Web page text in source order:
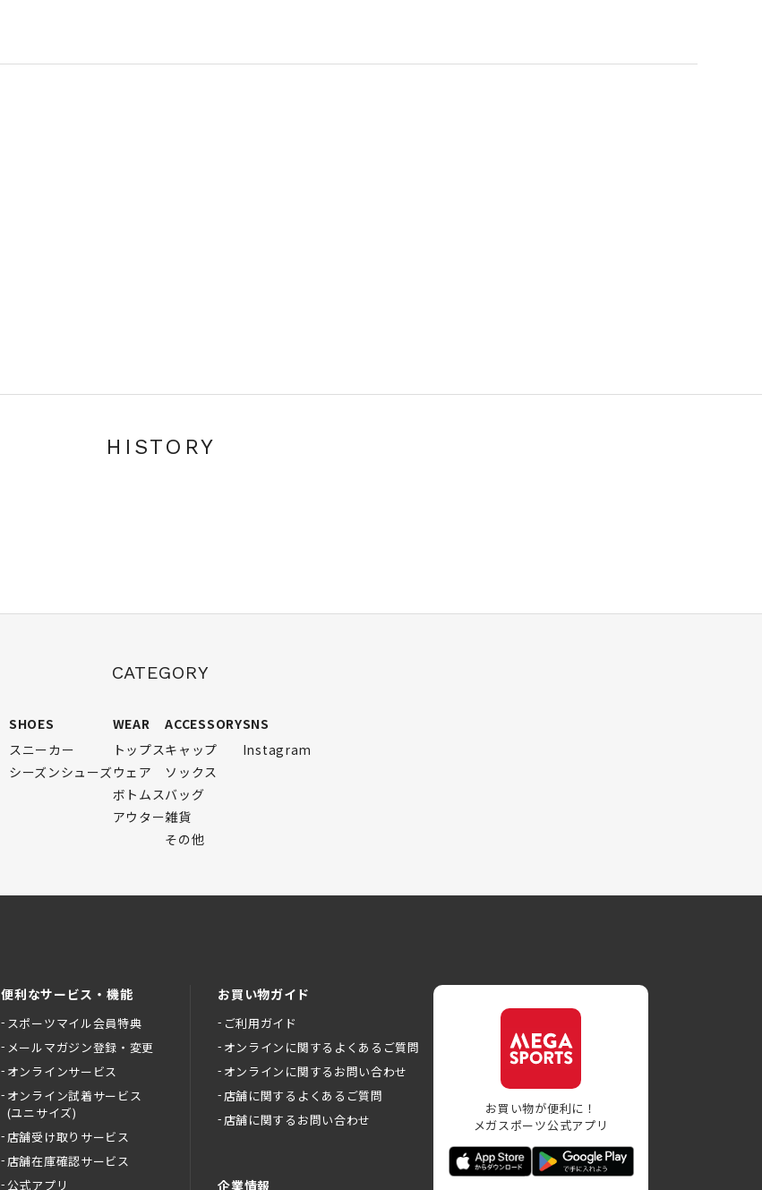
HISTORY
CATEGORY
SHOES
スニーカー
シーズンシューズ
WEAR
トップス
ウェア
ボトムス
アウター
ACCESSORY
キャップ
ソックス
バッグ
雑貨
その他
SNS
Instagram
便利なサービス・機能
スポーツマイル会員特典
メールマガジン登録・変更
オンラインサービス
オンライン試着サービス
(ユニサイズ)
店舗受け取りサービス
店舗在庫確認サービス
公式アプリ
お買い物ガイド
ご利用ガイド
オンラインに関するよくあるご質問
オンラインに関するお問い合わせ
店舗に関するよくあるご質問
店舗に関するお問い合わせ
企業情報
お買い物が便利に！
メガスポーツ公式アプリ